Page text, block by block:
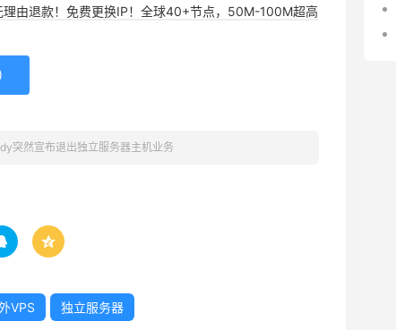
由退款！免费更换IP！全球40+节点，50M-100M超高
)
突然宣布退出独立服务器主机业务

VPS 独立服务器